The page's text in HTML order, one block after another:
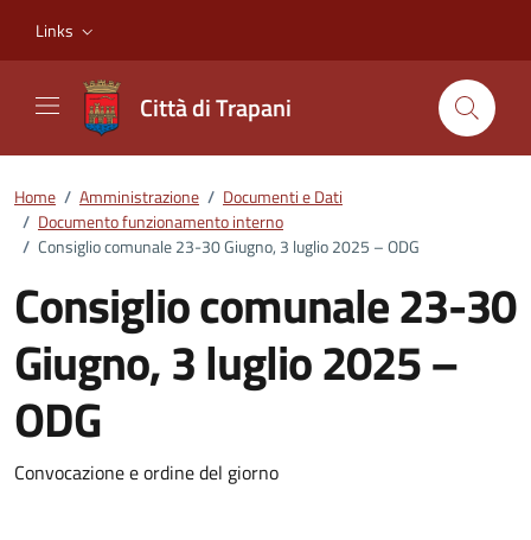
Links
Città di Trapani
Home / Amministrazione / Documenti e Dati
/ Documento funzionamento interno
/ Consiglio comunale 23-30 Giugno, 3 luglio 2025 – ODG
Consiglio comunale 23-30
Giugno, 3 luglio 2025 –
ODG
Dettagli del documento
Convocazione e ordine del giorno